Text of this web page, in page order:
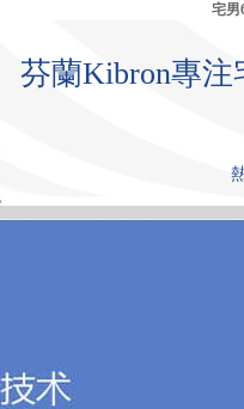
宅男
芬蘭Kibron專
首 頁 產品中心